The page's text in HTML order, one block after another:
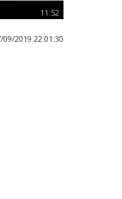
11:52
2019 22:01:30